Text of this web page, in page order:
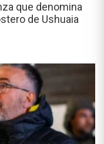
que denomina
de Ushuaia